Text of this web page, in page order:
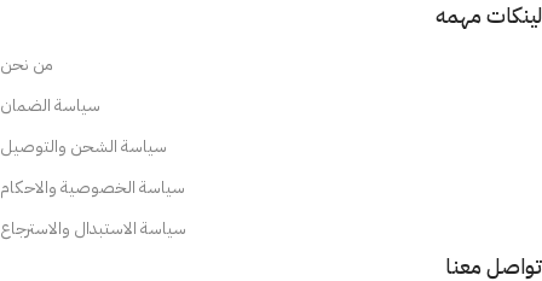
لينكات مهمه
من نحن
سياسة الضمان
سياسة الشحن والتوصيل
سياسة الخصوصية والاحكام
سياسة الاستبدال والاسترجاع
تواصل معنا